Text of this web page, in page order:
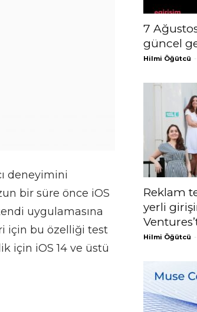
deneyimini
bir süre önce iOS
uygulamasına
için bu özelliği test
için iOS 14 ve üstü
7
güncel
Hilmi Öğütcü -
Reklam
yerli
Hilmi Öğütcü -